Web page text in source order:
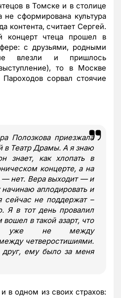
в Томске и в столице
не сформирована культура
контента, считает Сергей.
концерт чтеца прошел в
с друзьями, родными
влезли и пришлось
то в Москве
сорвал стоячие
Полозкова приезжала
в Театр Драмы. А я знаю
знает, как хлопать в
концерте, а на
— нет. Вера выходит — и
аплодировать и
не поддержат –
Я в тот день провалил
в такой азарт, что
уже не между
четверостишиями.
ему было за меня
в одном из своих страхов: